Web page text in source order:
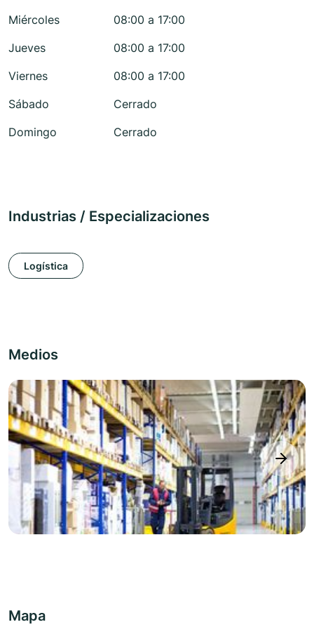
Miércoles
08:00 a 17:00
Jueves
08:00 a 17:00
Viernes
08:00 a 17:00
Sábado
Cerrado
Domingo
Cerrado
Industrias / Especializaciones
Logística
Medios
next
Mapa